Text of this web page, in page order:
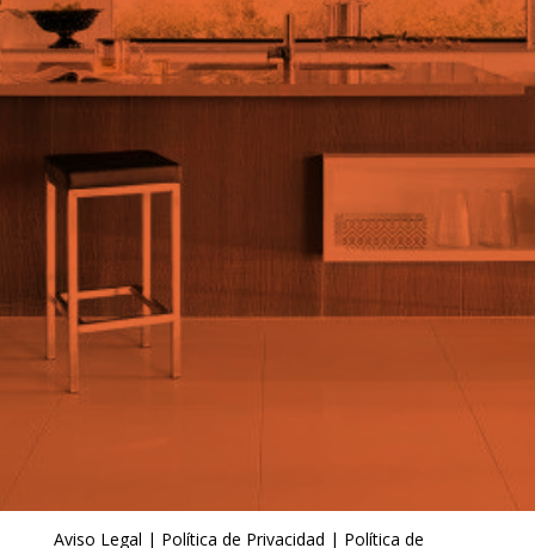
Aviso Legal | Política de Privacidad | Política de